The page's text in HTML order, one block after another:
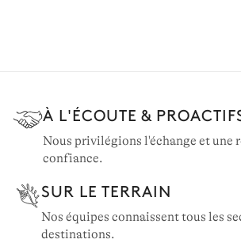
À L'ÉCOUTE &
Nous privilégions l'échange et une
confiance.
SUR LE TERRAIN
Nos équipes connaissent tous les
destinations.